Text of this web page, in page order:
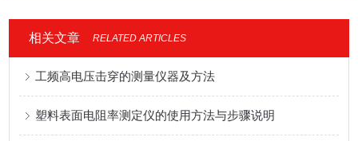
相关文章 RELATED ARTICLES
工频高电压击穿的测量仪器及方法
塑料表面电阻率测定仪的使用方法与步骤说明